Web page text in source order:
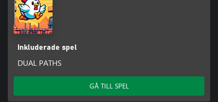
Inkluderade spel
DUAL PATHS
GÅ TILL SPEL